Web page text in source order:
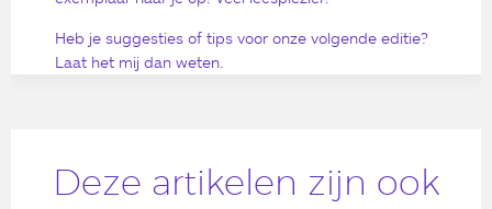
Heb je suggesties of tips voor onze volgende editie?
Laat het mij dan weten.
Deze artikelen zijn ook